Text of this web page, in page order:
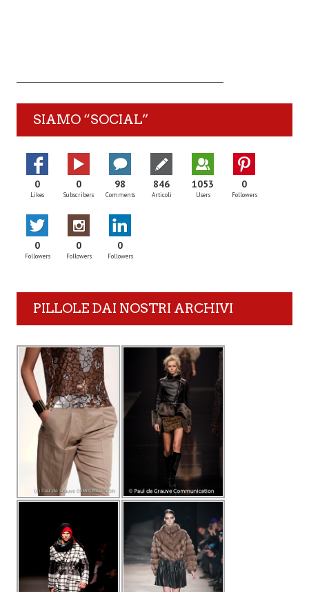
SIAMO “SOCIAL”
0
Likes
0
Subscribers
98
Comments
846
Articoli
1053
Users
0
Followers
0
Followers
0
Followers
0
Followers
PILLOLE DAI NOSTRI ARCHIVI